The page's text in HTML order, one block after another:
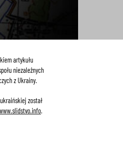
artykułu
niezależnych
z Ukrainy.
został
.